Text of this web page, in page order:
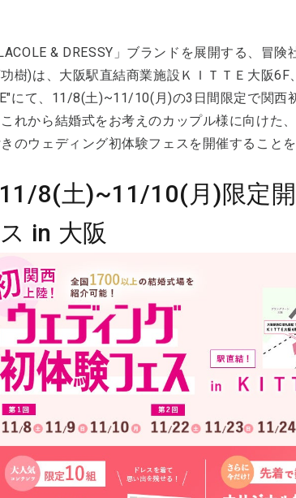
& DRESSY」ブランドを展開する、冒
樹)は、大阪駅直結商業施設ＫＩＴＴＥ大阪
にて、11/8(土)~11/10(月)の3日間限定で関西
れから結婚式をお考えのカップル様に向けた
のウェディング初体験フェスを開催すること
11/8(土)~11/10(月)限定
in 大阪